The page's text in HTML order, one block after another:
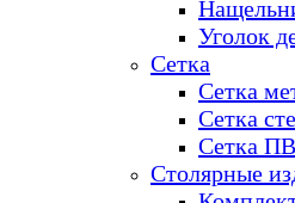
Уголок
Сетка
Сетка
Сетка
Сетка
Столярные